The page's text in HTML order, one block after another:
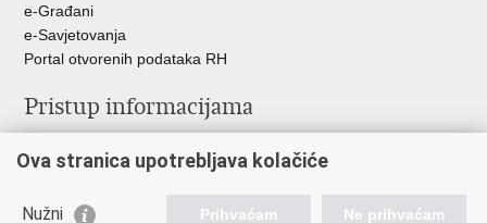
e-Građani
e-Savjetovanja
Portal otvorenih podataka RH
Pristup informacijama
Savjetovanje
Zapošljavanje
Ova stranica upotrebljava kolačiće
Nužni Prihvaćam Ne prihvaćam